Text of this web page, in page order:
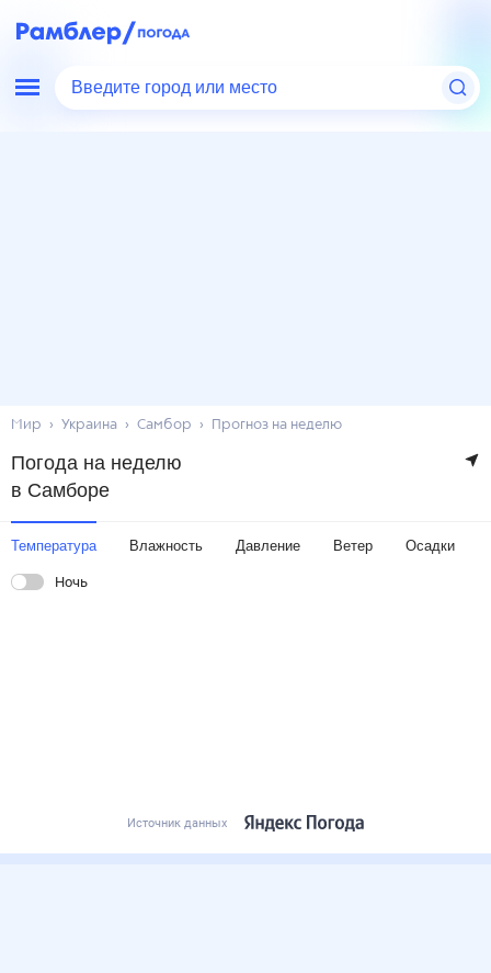
Введите город или место
Мир Украина Самбор Прогноз на неделю
Погода на неделю
в Самборе
Температура Влажность Давление Ветер Осадки
Ночь
Источник данных